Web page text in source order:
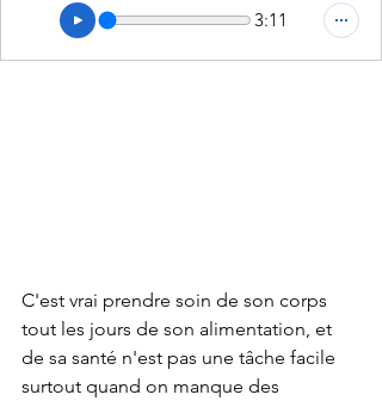
3:11
C'est vrai prendre soin de son corps
tout les jours de son alimentation, et
de sa santé n'est pas une tâche facile
surtout quand on manque des